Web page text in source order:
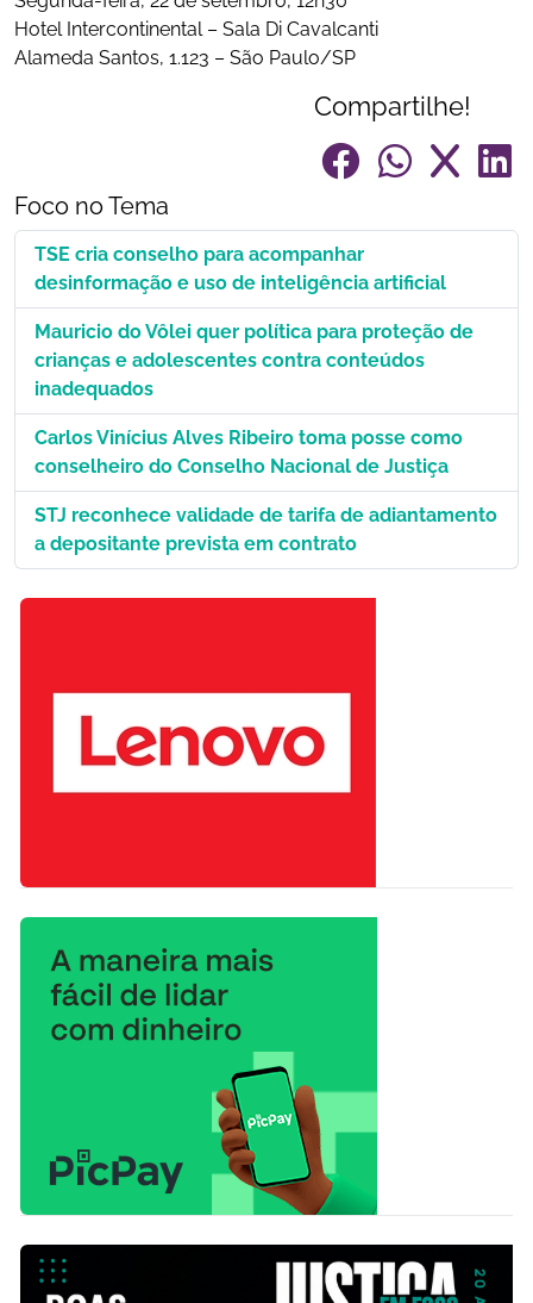
Hotel Intercontinental – Sala Di Cavalcanti
Alameda Santos, 1.123 – São Paulo/SP
Compartilhe!
Foco no Tema
TSE cria conselho para acompanhar
desinformação e uso de inteligência artificial
Mauricio do Vôlei quer política para proteção de
crianças e adolescentes contra conteúdos
inadequados
Carlos Vinícius Alves Ribeiro toma posse como
conselheiro do Conselho Nacional de Justiça
STJ reconhece validade de tarifa de adiantamento
a depositante prevista em contrato